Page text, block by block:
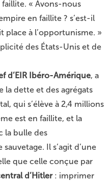
faillite. « Avons-nous
en faillite ? s’est-il
place à l’opportunisme. »
des États-Unis et de
d’EIR Ibéro-Amérique, a
la dette et des agrégats
qui s’élève à 2,4 millions
est en faillite, et la
la bulle des
Il s’agit d’une
que celle conçue par
d’Hitler: imprimer